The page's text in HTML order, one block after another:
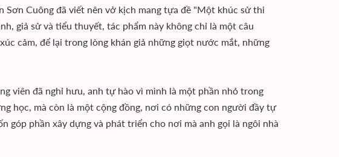
Cuông đã viết nên vở kịch mang tựa đề "Một khúc sử thi
giả sử và tiểu thuyết, tác phẩm này không chỉ là một câu
cảm, để lại trong lòng khán giả những giọt nước mắt, những
viên đã nghỉ hưu, anh tự hào vì mình là một phần nhỏ trong
học, mà còn là một cộng đồng, nơi có những con người đầy tự
góp phần xây dựng và phát triển cho nơi mà anh gọi là ngôi nhà